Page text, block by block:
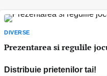
DIVERSE
Prezentarea si regulile
Distribuie prietenilor tai!